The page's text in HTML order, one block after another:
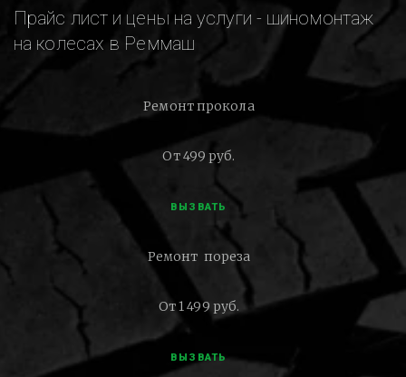
Прайс лист и цены на услуги - шиномонтаж
на колесах в Реммаш
Ремонт прокола
От 499 руб.
ВЫЗВАТЬ
Ремонт пореза
От 1 499 руб.
ВЫЗВАТЬ